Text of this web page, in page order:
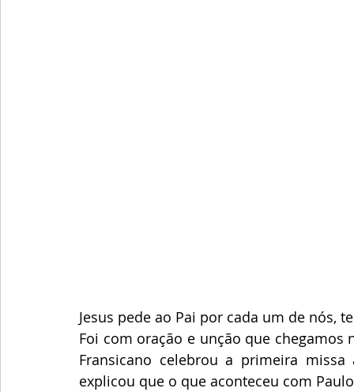
Jesus pede ao Pai por cada um de nós,
Foi com oração e unção que chegamos
Fransicano celebrou a primeira
explicou que o que aconteceu com